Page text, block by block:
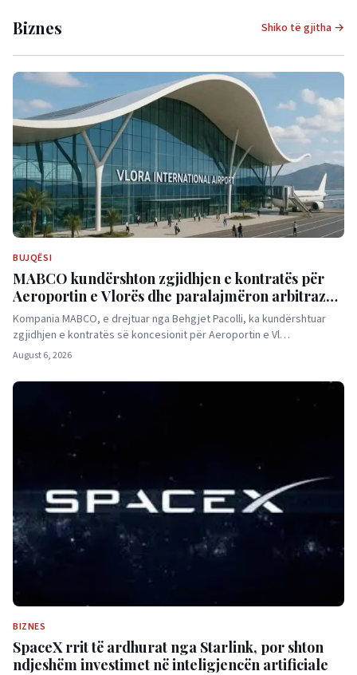
Biznes Shiko të gjitha →
BUJQËSI
MABCO kundërshton zgjidhjen e kontratës për
Aeroportin e Vlorës dhe paralajmëron arbitrazh
ndërkombëtar
Kompania MABCO, e drejtuar nga Behgjet Pacolli, ka kundërshtuar
zgjidhjen e kontratës së koncesionit për Aeroportin e Vl…
August 6, 2026
BIZNES
SpaceX rrit të ardhurat nga Starlink, por shton
ndjeshëm investimet në inteligjencën artificiale